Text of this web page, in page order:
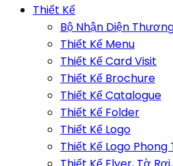
Thiết Kế
Bộ Nhận Diện
Thiết Kế Menu
Thiết Kế Card Visit
Thiết Kế Brochure
Thiết Kế Catalogue
Thiết Kế Folder
Thiết Kế Logo
Thiết Kế Logo Phong